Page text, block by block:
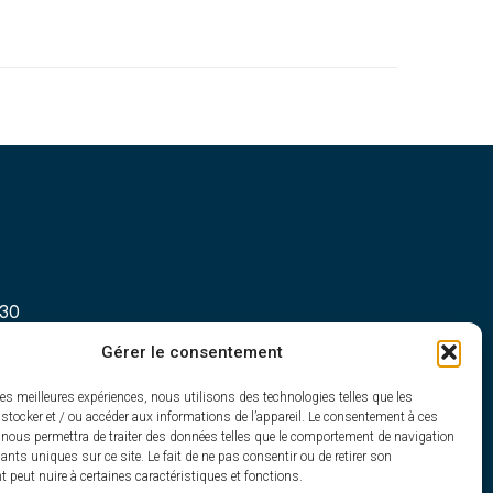
Gérer le consentement
meilleures expériences, nous utilisons des technologies telles que les
et / ou accéder aux informations de l’appareil. Le consentement à ces
permettra de traiter des données telles que le comportement de navigation
uniques sur ce site. Le fait de ne pas consentir ou de retirer son
peut nuire à certaines caractéristiques et fonctions.